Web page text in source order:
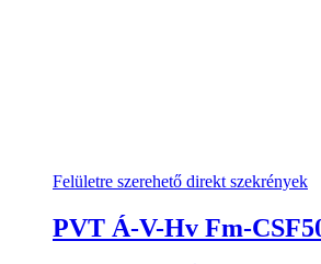
Felületre szerehető direkt szekrények
PVT Á-V-Hv Fm-